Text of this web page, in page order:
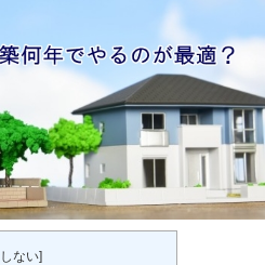
ない]